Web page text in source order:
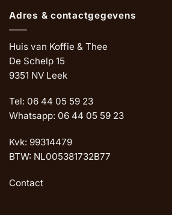
Adres & contactgegevens
Huis van Koffie & Thee
De Schelp 15
9351 NV Leek
Tel: 06 44 05 59 23
Whatsapp: 06 44 05 59 23
Kvk: 99314479
BTW: NL005381732B77
Contact